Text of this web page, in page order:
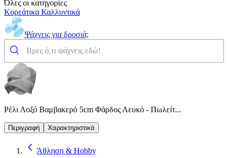
Όλες οι κατηγορίες
Κορεάτικα Καλλυντικά
Ψάχνεις για δροσιά;
Ρέλι Λοξό Βαμβακερό 5cm Φάρδος Λευκό - Πωλείτ...
Περιγραφή Χαρακτηριστικά
Άθληση & Hobby